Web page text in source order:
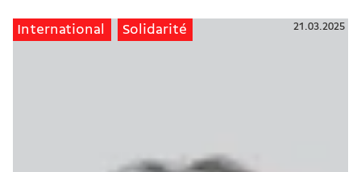
International Solidarité 21.03.2025